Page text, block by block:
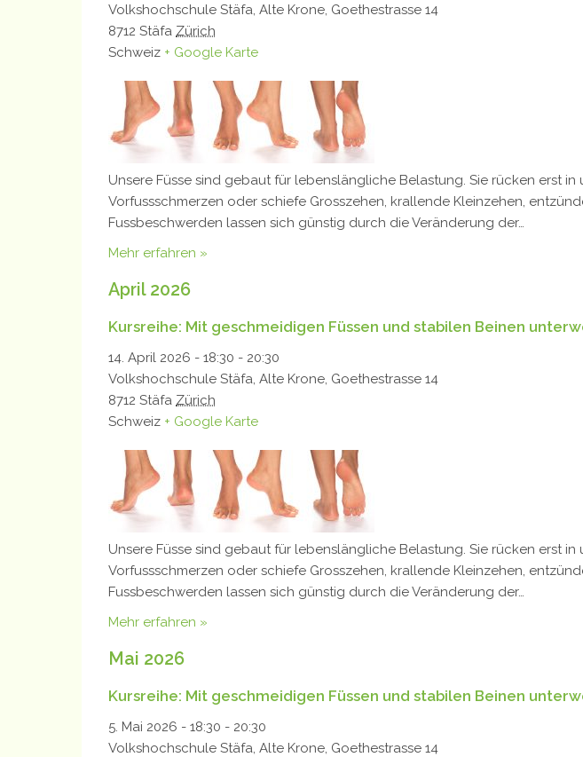
Volkshochschule Stäfa, Alte Krone, Goethestrasse 14
8712 Stäfa Zürich
Schweiz + Google Karte
Unsere Füsse sind gebaut für lebenslängliche Belastung. Sie rücken erst
Vorfussschmerzen oder schiefe Grosszehen, krallende Kleinzehen,
Fussbeschwerden lassen sich günstig durch die Veränderung der…
Mehr erfahren »
April 2026
Kursreihe: Mit geschmeidigen Füssen und stabilen Beinen
14. April 2026 - 18:30 - 20:30
Volkshochschule Stäfa, Alte Krone, Goethestrasse 14
8712 Stäfa Zürich
Schweiz + Google Karte
Unsere Füsse sind gebaut für lebenslängliche Belastung. Sie rücken erst
Vorfussschmerzen oder schiefe Grosszehen, krallende Kleinzehen,
Fussbeschwerden lassen sich günstig durch die Veränderung der…
Mehr erfahren »
Mai 2026
Kursreihe: Mit geschmeidigen Füssen und stabilen Beinen
5. Mai 2026 - 18:30 - 20:30
Volkshochschule Stäfa, Alte Krone, Goethestrasse 14